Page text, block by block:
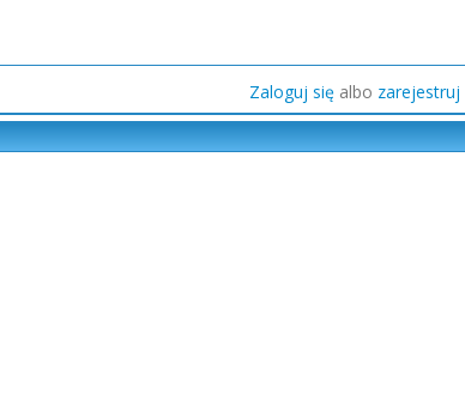
Zaloguj się albo zarejestruj